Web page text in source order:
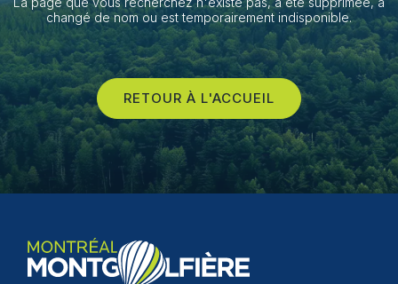
changé de nom ou est temporairement indisponible.
RETOUR À L'ACCUEIL